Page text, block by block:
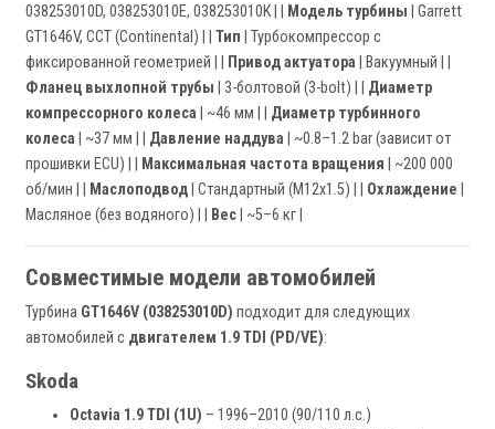
038253010D, 038253010E, 038253010K | |
Модель турбины | Garrett
GT1646V, CCT (Continental) | | Тип | Турбокомпрессор с
фиксированной геометрией | |
Привод актуатора | Вакуумный | |
Фланец выхлопной трубы | 3-болтовой (3-bolt) | | Диаметр
компрессорного колеса | ~46 мм | | Диаметр турбинного
колеса | ~37 мм | | Давление наддува | ~0.8–1.2 bar (зависит от
прошивки ECU) | |
Максимальная частота вращения | ~200 000
об/мин | |
Маслоподвод | Стандартный (M12x1.5) | | Охлаждение
Масляное (без водяного) | |
Вес | ~5–6 кг |
Совместимые модели автомобилей
Турбина GT1646V (038253010D) подходит для следующих
автомобилей с двигателем 1.9 TDI (PD/VE):
Skoda
Octavia 1.9 TDI (1U) – 1996–2010 (90/110 л.с.)